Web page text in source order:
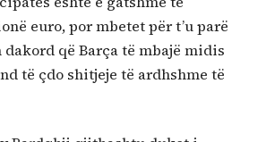
euro, por mbetet për t’u parë
dakord që Barça të mbajë midis
të çdo shitjeje të ardhshme të